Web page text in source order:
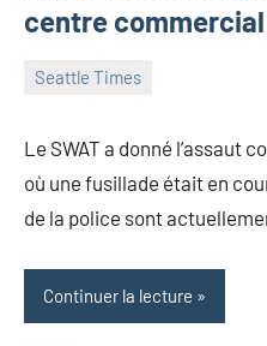
centre
Seattle Times
2017
Le SWAT a donné l’assaut
où une fusillade était en
de la police sont
Continuer la lecture